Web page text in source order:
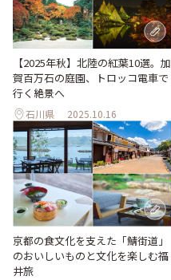
【2025年秋】北陸の紅葉10選。加
賀百万石の庭園、トロッコ電車で
行く絶景へ
石川県 2025.10.16
京都の食文化を支えた「鯖街道」
のおいしいものと文化を楽しむ福
井旅